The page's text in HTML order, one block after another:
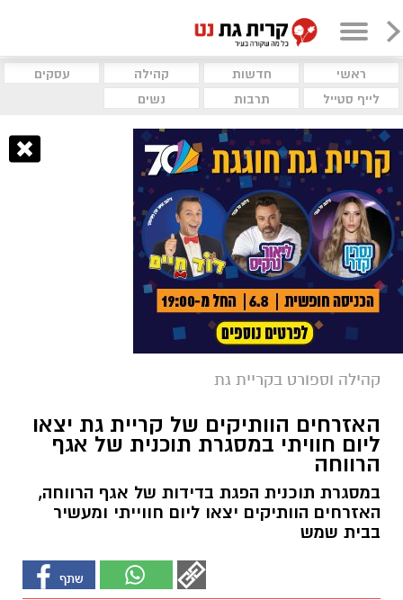
ראשי חדשות קהילה
עסקים
לייף סטייל
תרבות נשים
קהילה וספורט בקריית גת
האזרחים הוותיקים של קריית גת יצאו
ליום חוויתי במסגרת תוכנית של אגף
הרווחה
במסגרת תוכנית הפגת בדידות של אגף הרווחה,
האזרחים הוותיקים יצאו ליום חווייתי ומעשיר
בבית שמש